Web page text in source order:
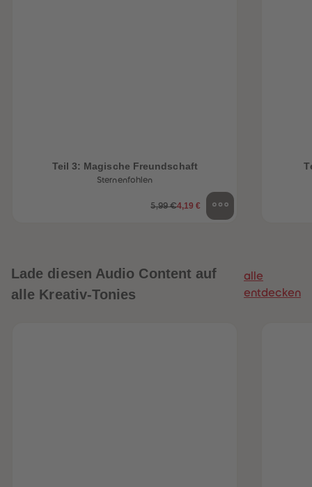
Teil 3: Magische Freundschaft
Sternenfohlen
5,99 €4,19 €
Lade diesen Audio Content auf
alle Kreativ-Tonies
alle
entdecken